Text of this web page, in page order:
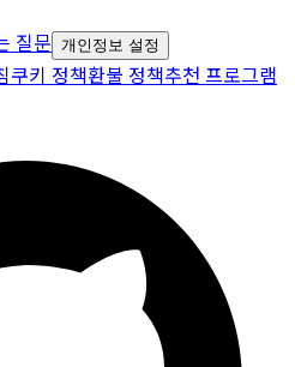
질문 개인정보 설정
쿠키 정책환불 정책추천 프로그램